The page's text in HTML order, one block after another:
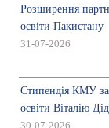
Розширення
освіти Пакистану
31-07-2026
Стипендія КМУ за
освіти Віталію
30-07-2026